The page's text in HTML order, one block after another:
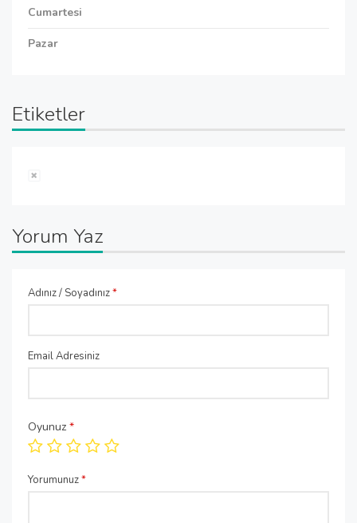
Cumartesi
Pazar
Etiketler
Yorum Yaz
Adınız / Soyadınız*
Email Adresiniz
Oyunuz *
Yorumunuz*